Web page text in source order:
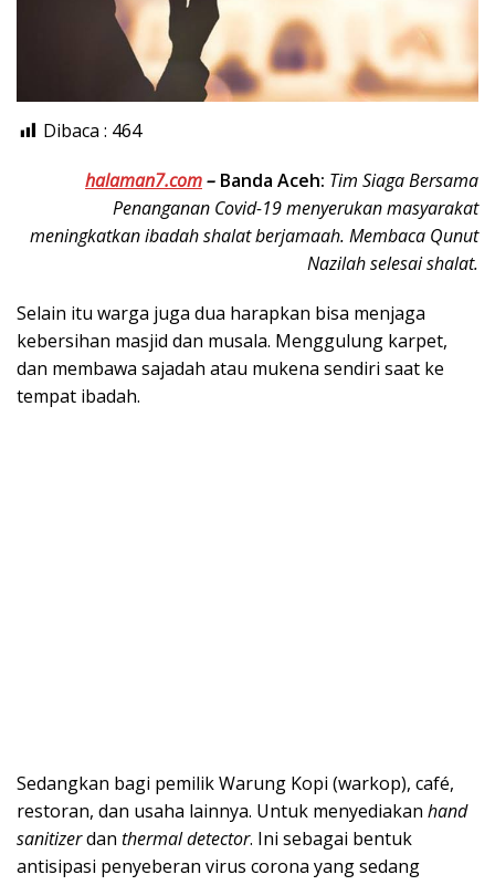
Dibaca : 464
halaman7.com– Banda Aceh: Tim Siaga Bersama
Penanganan Covid-19 menyerukan masyarakat
meningkatkan ibadah shalat berjamaah. Membaca Qunut
Nazilah selesai shalat.
Selain itu warga juga dua harapkan bisa menjaga
kebersihan masjid dan musala. Menggulung karpet,
dan membawa sajadah atau mukena sendiri saat ke
tempat ibadah.
Sedangkan bagi pemilik Warung Kopi (warkop), café,
restoran, dan usaha lainnya. Untuk menyediakan hand
sanitizerdan thermal detector. Ini sebagai bentuk
antisipasi penyeberan virus corona yang sedang